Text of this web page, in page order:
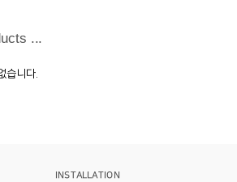
...
습니다.
INSTALLATION